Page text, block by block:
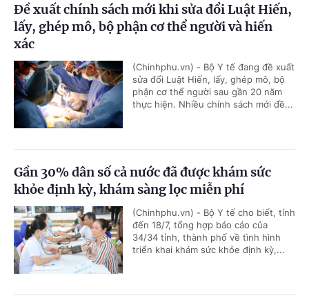
Đề xuất chính sách mới khi sửa đổi Luật Hiến,
lấy, ghép mô, bộ phận cơ thể người và hiến
xác
(Chinhphu.vn) - Bộ Y tế đang đề xuất
sửa đổi Luật Hiến, lấy, ghép mô, bộ
phận cơ thể người sau gần 20 năm
thực hiện. Nhiều chính sách mới đề...
Gần 30% dân số cả nước đã được khám sức
khỏe định kỳ, khám sàng lọc miễn phí
(Chinhphu.vn) - Bộ Y tế cho biết, tính
đến 18/7, tổng hợp báo cáo của
34/34 tỉnh, thành phố về tình hình
triển khai khám sức khỏe định kỳ,...